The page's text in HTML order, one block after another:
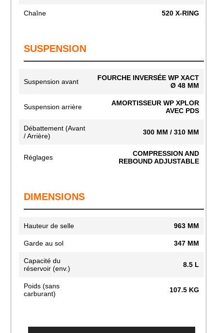
Chaîne 520 X-RING
SUSPENSION
Suspension avant
FOURCHE INVERSÉE WP XACT
Ø 48 MM
Suspension arrière
AMORTISSEUR WP XPLOR
AVEC PDS
Débattement (Avant
/ Arrière)
300 MM / 310 MM
Réglages
COMPRESSION AND
REBOUND ADJUSTABLE
DIMENSIONS
Hauteur de selle 963 MM
Garde au sol 347 MM
Capacité du
réservoir (env.)
8.5 L
Poids (sans
carburant)
107.5 KG